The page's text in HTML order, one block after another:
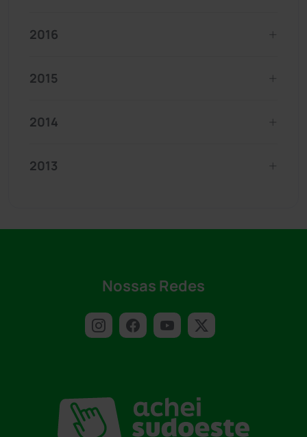
2016
2015
2014
2013
Nossas Redes